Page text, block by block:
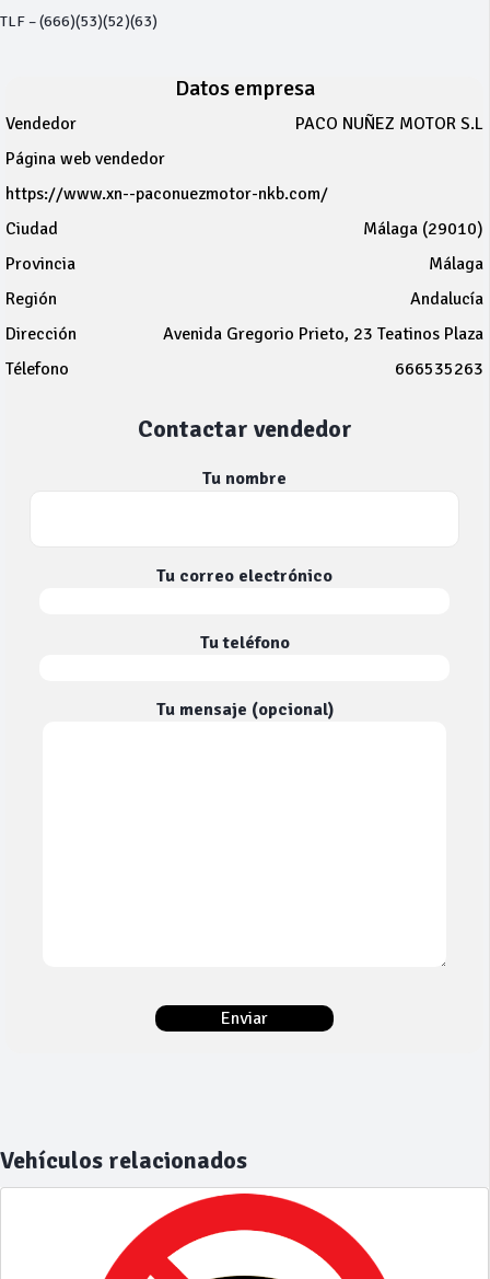
TLF – (666)(53)(52)(63)
Datos empresa
Vendedor
PACO NUÑEZ MOTOR S.L
Página web vendedor
https://www.xn--paconuezmotor-nkb.com/
Ciudad
Málaga (29010)
Provincia
Málaga
Región
Andalucía
Dirección
Avenida Gregorio Prieto, 23 Teatinos Plaza
Télefono
666535263
Contactar vendedor
Tu nombre
Tu correo electrónico
Tu teléfono
Tu mensaje (opcional)
Vehículos relacionados